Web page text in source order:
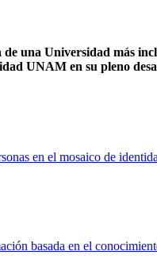
una Universidad más
UNAM en su pleno
en el mosaico de
basada en el